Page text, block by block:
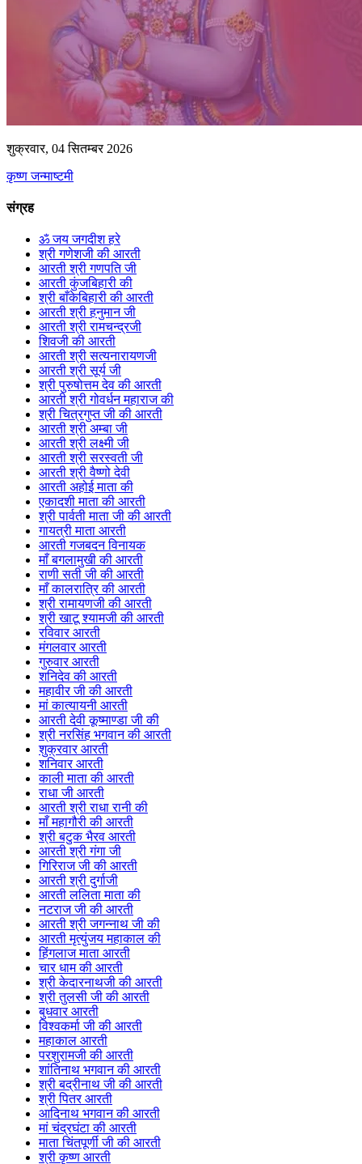
शुक्रवार, 04 सितम्बर 2026
कृष्ण जन्माष्टमी
संग्रह
ॐ जय जगदीश हरे
श्री गणेशजी की आरती
आरती श्री गणपति जी
आरती कुंजबिहारी की
श्री बाँकेबिहारी की आरती
आरती श्री हनुमान जी
आरती श्री रामचन्द्रजी
शिवजी की आरती
आरती श्री सत्यनारायणजी
आरती श्री सूर्य जी
श्री पुरुषोत्तम देव की आरती
आरती श्री गोवर्धन महाराज की
श्री चित्रगुप्त जी की आरती
आरती श्री अम्बा जी
आरती श्री लक्ष्मी जी
आरती श्री सरस्वती जी
आरती श्री वैष्णो देवी
आरती अहोई माता की
एकादशी माता की आरती
श्री पार्वती माता जी की आरती
गायत्री माता आरती
आरती गजबदन विनायक
माँ बगलामुखी की आरती
राणी सती जी की आरती
माँ कालरात्रि की आरती
श्री रामायणजी की आरती
श्री खाटू श्यामजी की आरती
रविवार आरती
मंगलवार आरती
गुरुवार आरती
शनिदेव की आरती
महावीर जी की आरती
मां कात्यायनी आरती
आरती देवी कूष्माण्डा जी की
श्री नरसिंह भगवान की आरती
शुक्रवार आरती
शनिवार आरती
काली माता की आरती
राधा जी आरती
आरती श्री राधा रानी की
माँ महागौरी की आरती
श्री बटुक भैरव आरती
आरती श्री गंगा जी
गिरिराज जी की आरती
आरती श्री दुर्गाजी
आरती ललिता माता की
नटराज जी की आरती
आरती श्री जगन्नाथ जी की
आरती मृत्युंजय महाकाल की
हिंगलाज माता आरती
चार धाम की आरती
श्री केदारनाथजी की आरती
श्री तुलसी जी की आरती
बुधवार आरती
विश्वकर्मा जी की आरती
महाकाल आरती
परशुरामजी की आरती
शांतिनाथ भगवान की आरती
श्री बद्रीनाथ जी की आरती
श्री पितर आरती
आदिनाथ भगवान की आरती
मां चंद्रघंटा की आरती
माता चिंतपूर्णी जी की आरती
श्री कृष्ण आरती